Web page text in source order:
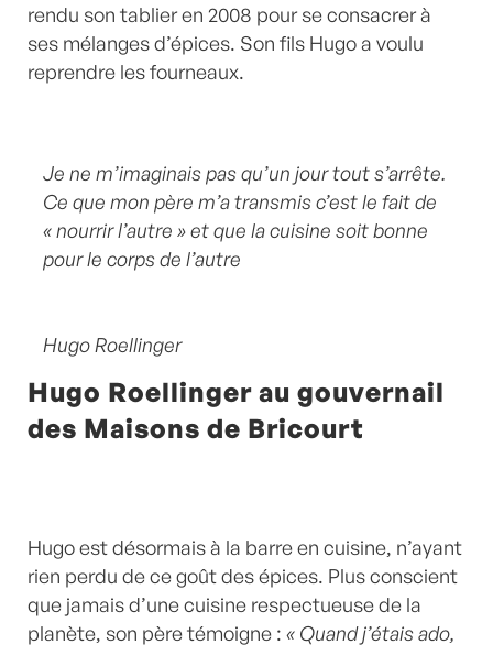
rendu son tablier en 2008 pour se consacrer à
ses mélanges d’épices. Son fils Hugo a voulu
reprendre les fourneaux.
Je ne m’imaginais pas qu’un jour tout s’arrête.
Ce que mon père m’a transmis c’est le fait de
« nourrir l’autre » et que la cuisine soit bonne
pour le corps de l’autre
Hugo Roellinger
Hugo Roellinger au gouvernail
des Maisons de Bricourt
Hugo est désormais à la barre en cuisine, n’ayant
rien perdu de ce goût des épices. Plus conscient
que jamais d’une cuisine respectueuse de la
planète, son père témoigne : « Quand j’étais ado,